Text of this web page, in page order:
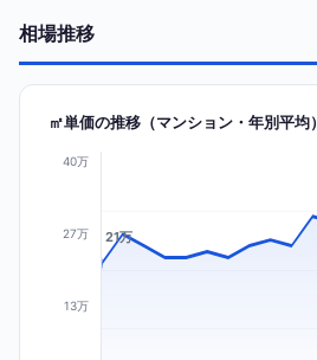
相場推移
㎡単価の推移（マンション・年別平均）
40万
27万
13万
21万